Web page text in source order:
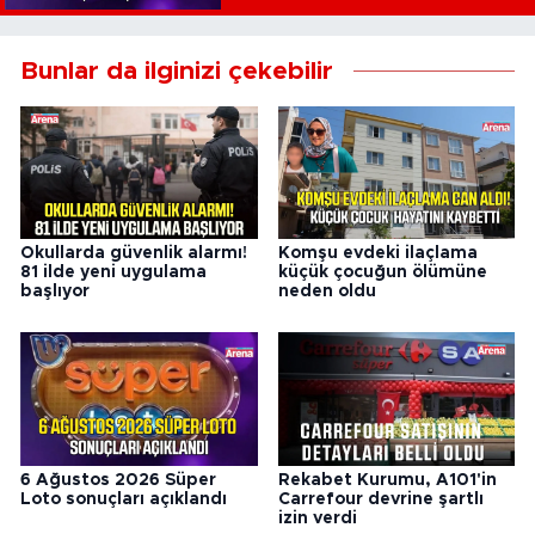
Bunlar da ilginizi çekebilir
Okullarda güvenlik alarmı!
81 ilde yeni uygulama
başlıyor
Komşu evdeki ilaçlama
küçük çocuğun ölümüne
neden oldu
6 Ağustos 2026 Süper
Loto sonuçları açıklandı
Rekabet Kurumu, A101'in
Carrefour devrine şartlı
izin verdi